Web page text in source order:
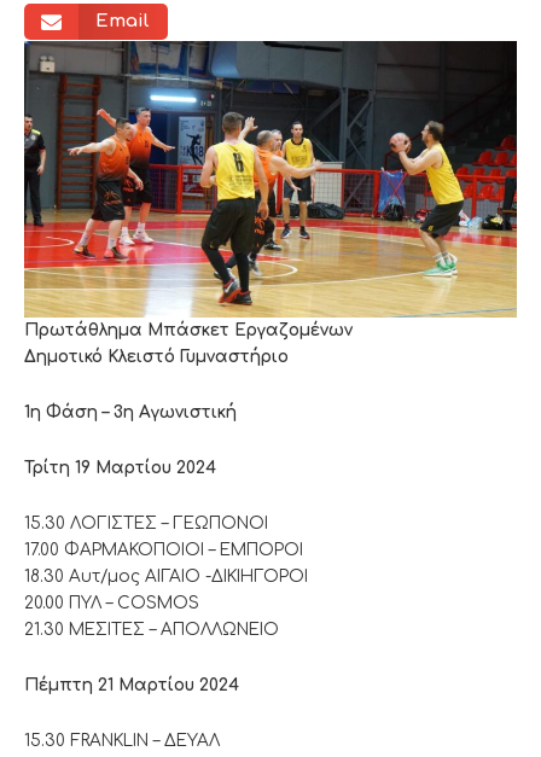
Email
Πρωτάθλημα Μπάσκετ Εργαζομένων
Δημοτικό Κλειστό Γυμναστήριο
1η Φάση – 3η Αγωνιστική
Τρίτη 19 Μαρτίου 2024
15.30 ΛΟΓΙΣΤΕΣ – ΓΕΩΠΟΝΟΙ
17.00 ΦΑΡΜΑΚΟΠΟΙΟΙ – ΕΜΠΟΡΟΙ
18.30 Αυτ/μος ΑΙΓΑΙΟ -ΔΙΚΙΗΓΟΡΟΙ
20.00 ΠΥΛ – COSMOS
21.30 ΜΕΣΙΤΕΣ – ΑΠΟΛΛΩΝΕΙΟ
Πέμπτη 21 Μαρτίου 2024
15.30 FRANKLIN – ΔΕΥΑΛ